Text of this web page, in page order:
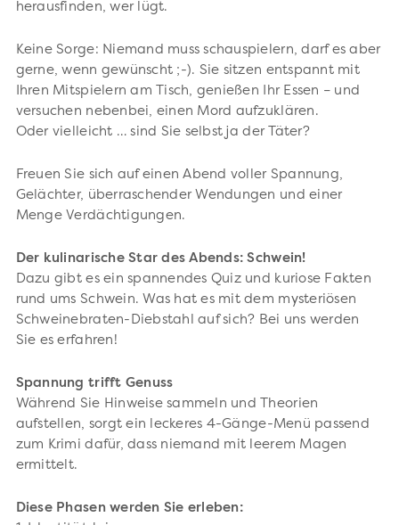
herausfinden, wer lügt.
Keine Sorge: Niemand muss schauspielern, darf es aber
gerne, wenn gewünscht ;-). Sie sitzen entspannt mit
Ihren Mitspielern am Tisch, genießen Ihr Essen – und
versuchen nebenbei, einen Mord aufzuklären.
Oder vielleicht … sind Sie selbst ja der Täter?
Freuen Sie sich auf einen Abend voller Spannung,
Gelächter, überraschender Wendungen und einer
Menge Verdächtigungen.
Der kulinarische Star des Abends: Schwein!
Dazu gibt es ein spannendes Quiz und kuriose Fakten
rund ums Schwein. Was hat es mit dem mysteriösen
Schweinebraten-Diebstahl auf sich? Bei uns werden
Sie es erfahren!
Spannung trifft Genuss
Während Sie Hinweise sammeln und Theorien
aufstellen, sorgt ein leckeres 4-Gänge-Menü passend
zum Krimi dafür, dass niemand mit leerem Magen
ermittelt.
Diese Phasen werden Sie erleben: